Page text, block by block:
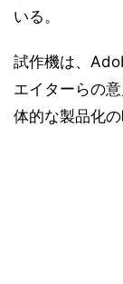
いる。
試作機は、
エイターらの
体的な製品化